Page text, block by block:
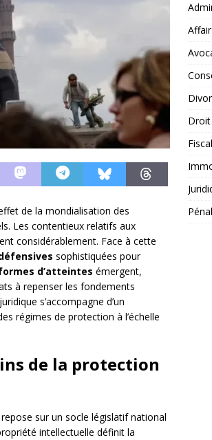
de la mondialisation des
Les contentieux relatifs aux
considérablement. Face à cette
sophistiquées pour
d’atteintes émergent,
à repenser les fondements
s’accompagne d’un
régimes de protection à l’échelle
de la protection
repose sur un socle législatif national
intellectuelle définit la
Droit
Fiscal
Pénal